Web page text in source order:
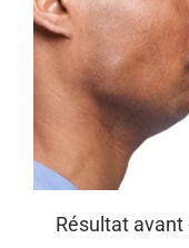
Résultat